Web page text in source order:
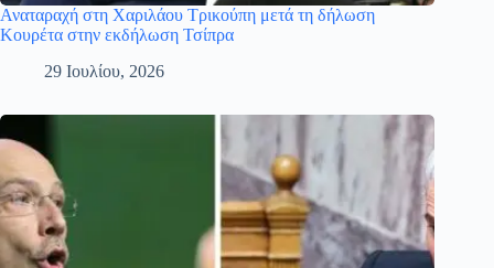
Αναταραχή στη Χαριλάου Τρικούπη μετά τη δήλωση
Κουρέτα στην εκδήλωση Τσίπρα
29 Ιουλίου, 2026